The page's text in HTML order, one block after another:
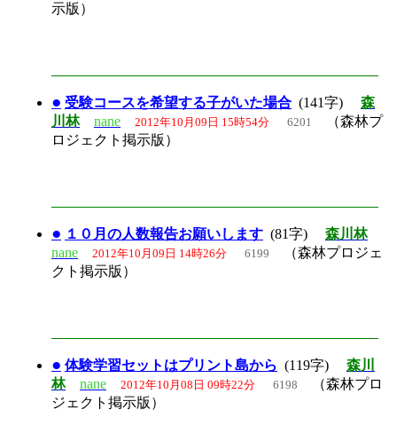
示版）
● 受験コースを希望する子がいた場合 (141字) 森
川林
nane 2012年10月09日 15時54分 6201
（森林プ
ロジェクト掲示版）
● １０月の人数報告お願いします (81字) 森川林
nane
2012年10月09日 14時26分 6199
（森林プロジェ
クト掲示版）
● 体験学習セットはプリント島から (119字) 森川
林
nane 2012年10月08日 09時22分 6198
（森林プロ
ジェクト掲示版）